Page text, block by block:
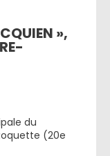
»,
du
(20e